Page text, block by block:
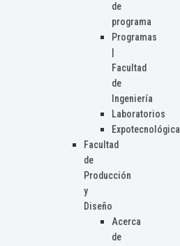
de
programa
Programas
Facultad
de
Ingeniería
Laboratorios
Expotecnológica
Facultad
de
Producción
y
Diseño
Acerca
de